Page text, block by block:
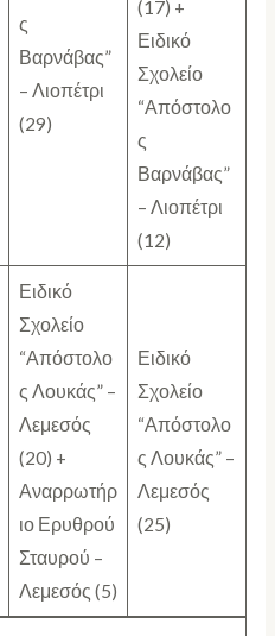
ς
Βαρνάβας”
– Λιοπέτρι
(29)
(17) +
Ειδικό
Σχολείο
“Απόστολο
ς
Βαρνάβας”
– Λιοπέτρι
(12)
Ειδικό
Σχολείο
“Απόστολο
ς Λουκάς” –
Λεμεσός
(20) +
Αναρρωτήρ
ιο Ερυθρού
Σταυρού –
Λεμεσός (5)
Ειδικό
Σχολείο
“Απόστολο
ς Λουκάς” –
Λεμεσός
(25)